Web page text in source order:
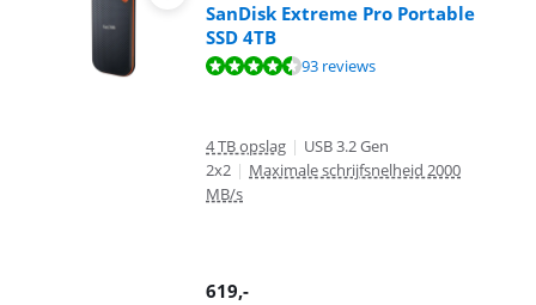
SanDisk Extreme Pro Portable
SSD 4TB
Beoordeling is 8,8 van de 10, gebaseerd op 93 reviews.
93 reviews
4 TB opslag | USB 3.2 Gen
2x2 | Maximale schrijfsnelheid 2000
MB/s
619,-